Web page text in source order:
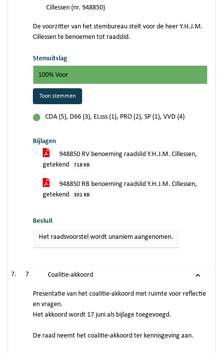
Cillessen (nr. 948850)
De voorzitter van het stembureau stelt voor de heer Y.H.J.M.
Cillessen te benoemen tot raadslid.
Stemuitslag
100% Voor
Toon stemmen
CDA (5), D66 (3), ELsss (1), PRO (2), SP (1), VVD (4)
Bijlagen
948850 RV benoeming raadslid Y.H.J.M. Cillessen,
getekend
718 KB
948850 RB benoeming raadslid Y.H.J.M. Cillessen,
getekend
301 KB
Besluit
Het raadsvoorstel wordt unaniem aangenomen.
7 Coalitie-akkoord
Presentatie van het coalitie-akkoord met ruimte voor reflectie
en vragen.
Het akkoord wordt 17 juni als bijlage toegevoegd.
De raad neemt het coalitie-akkoord ter kennisgeving aan.